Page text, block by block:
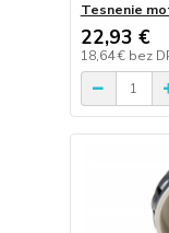
Tesnenie
22,93 €
18,64 € bez